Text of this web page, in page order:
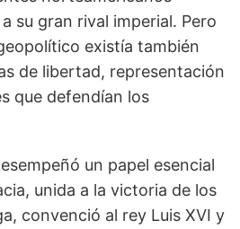
su gran rival imperial. Pero
existía también
de libertad, representación
que defendían los
un papel esencial
unida a la victoria de los
convenció al rey Luis XVI y